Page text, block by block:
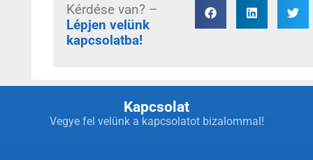
Kérdése van? –
Lépjen velünk
kapcsolatba!
Kapcsolat
Vegye fel velünk a kapcsolatot bizalommal!